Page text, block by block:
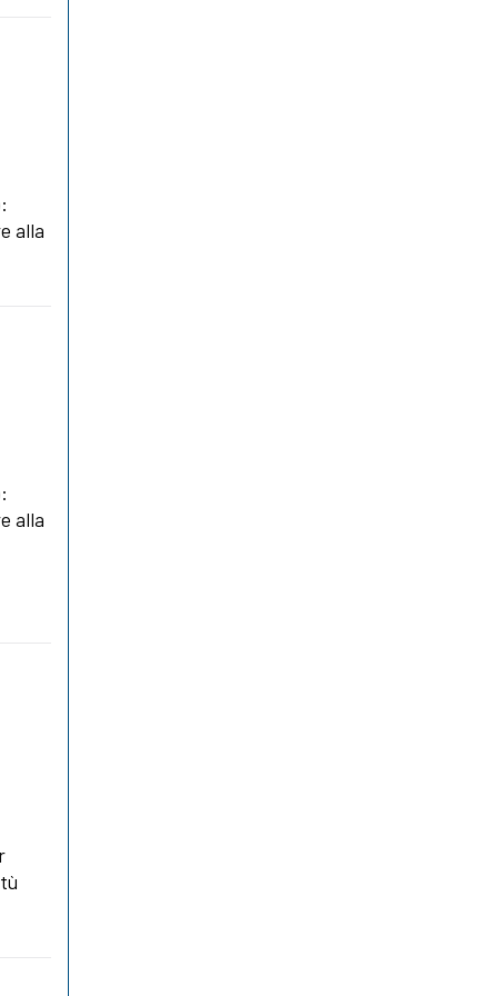
alla
alla